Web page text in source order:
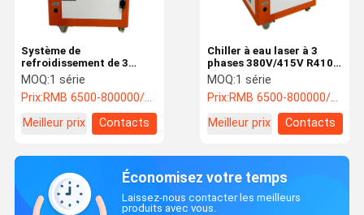
Système de
refroidissement de 3
chevaux pour la machine
laser Système de
refroidissement de petite
taille avec système de
commande PLC
MOQ:1 série
Prix:RMB 6500-800000/PC
Meilleur prix
Contacts
Chiller à eau laser à 3
phases 380V/415V R410a
Petit refroidisseur laser
MOQ:1 série
Prix:RMB 6500-800000/PC
Meilleur prix
Contacts
Économisez votre temps
Laissez-nous contacter les meilleurs
produits avec vous.